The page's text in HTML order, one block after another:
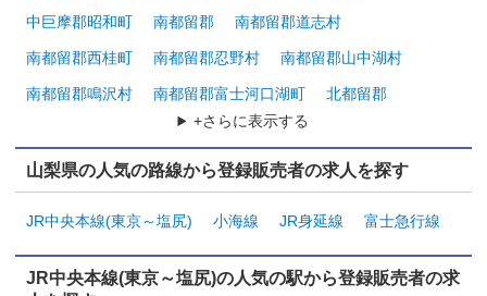
中巨摩郡昭和町 南都留郡 南都留郡道志村
南都留郡西桂町 南都留郡忍野村 南都留郡山中湖村
南都留郡鳴沢村 南都留郡富士河口湖町
北都留郡
+さらに表示する
山梨県の人気の路線から登録販売者の求人を探す
JR中央本線(東京～塩尻) 小海線 JR身延線 富士急行線
JR中央本線(東京～塩尻)の人気の駅から登録販売者の求